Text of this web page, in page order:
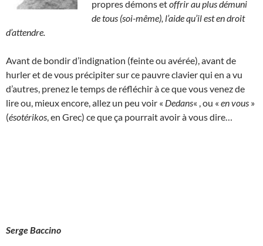
propres démons etoffrir au plus démuni
de tous (soi-même), l’aide qu’il est en droit
d’attendre.
Avant de bondir d’indignation (feinte ou avérée), avant de
hurler et de vous précipiter sur ce pauvre clavier qui en a vu
d’autres, prenez le temps de réfléchir à ce que vous venez de
lire ou, mieux encore, allez un peu voir « Dedans« , ou « en vous »
(ésotérikos , en Grec) ce que ça pourrait avoir à vous dire…
Serge Baccino